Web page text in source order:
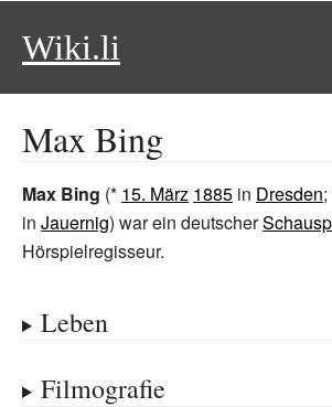
Wiki.li
Max Bing
Max Bing (* 15. März 1885 in Dresden
in Jauernig) war ein deutscher
Hörspielregisseur.
Leben
Filmografie